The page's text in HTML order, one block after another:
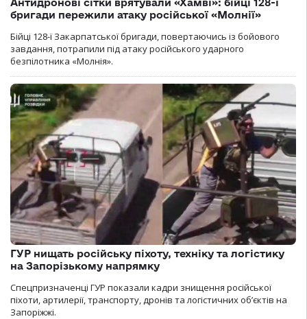
Антидронові сітки врятували «Хамві»: бійці 128-ї
бригади пережили атаку російської «Молнії»
Бійці 128-ї Закарпатської бригади, повертаючись із бойового
завдання, потрапили під атаку російського ударного
безпілотника «Молнія».
ГУР нищать російську піхоту, техніку та логістику
на Запорізькому напрямку
Спецпризначенці ГУР показали кадри знищення російської
піхоти, артилерії, транспорту, дронів та логістичних об’єктів на
Запоріжжі.